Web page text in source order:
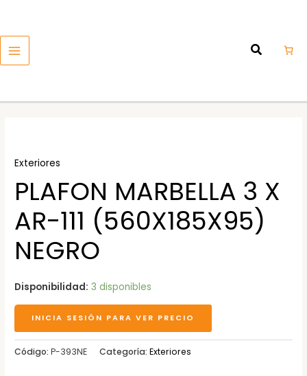
MENU
Exteriores
PLAFON MARBELLA 3 X
AR-111 (560X185X95)
NEGRO
Disponibilidad: 3 disponibles
INICIA SESIÓN PARA VER PRECIO
Código:P-393NE Categoría:Exteriores